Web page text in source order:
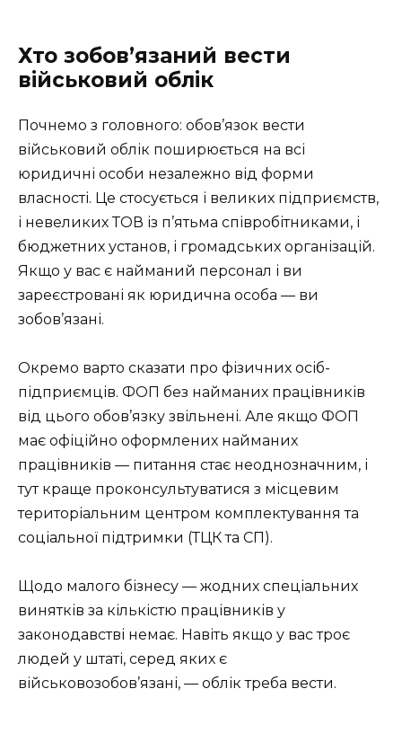
Хто зобов’язаний вести
військовий облік
Почнемо з головного: обов’язок вести
військовий облік поширюється на всі
юридичні особи незалежно від форми
власності. Це стосується і великих підприємств,
і невеликих ТОВ із п’ятьма співробітниками, і
бюджетних установ, і громадських організацій.
Якщо у вас є найманий персонал і ви
зареєстровані як юридична особа — ви
зобов’язані.
Окремо варто сказати про фізичних осіб-
підприємців. ФОП без найманих працівників
від цього обов’язку звільнені. Але якщо ФОП
має офіційно оформлених найманих
працівників — питання стає неоднозначним, і
тут краще проконсультуватися з місцевим
територіальним центром комплектування та
соціальної підтримки (ТЦК та СП).
Щодо малого бізнесу — жодних спеціальних
винятків за кількістю працівників у
законодавстві немає. Навіть якщо у вас троє
людей у штаті, серед яких є
військовозобов’язані, — облік треба вести.